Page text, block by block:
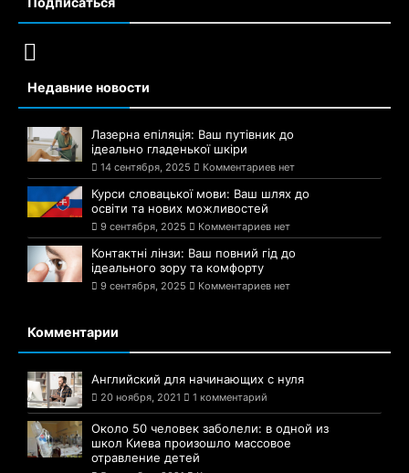
Недавние новости
Лазерна епіляція: Ваш путівник до
ідеально гладенької шкіри
14 сентября, 2025 Комментариев нет
Курси словацької мови: Ваш шлях до
освіти та нових можливостей
9 сентября, 2025 Комментариев нет
Контактні лінзи: Ваш повний гід до
ідеального зору та комфорту
9 сентября, 2025 Комментариев нет
Комментарии
Английский для начинающих с нуля
20 ноября, 2021 1 комментарий
Около 50 человек заболели: в одной из
школ Киева произошло массовое
отравление детей